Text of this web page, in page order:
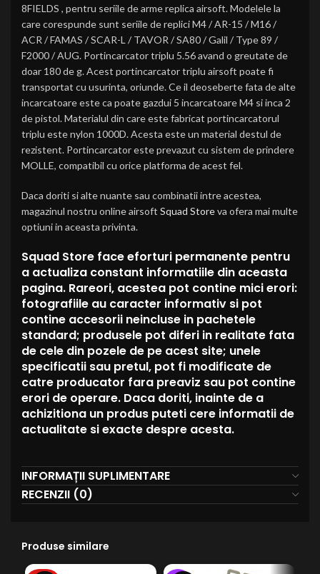
8FIELDS , pentru seriile de arme replica airsoft. Modelele la
care corespunde sunt seriile de replici M4 / AR-15 / M16 /
ACR / FAMAS / SCAR-L / TAVOR / SA80 / Galil / Type 89 /
F2000 / AUG. Portincarcator triplu 5.56 avand o greutate de
doar 180 de g. Acest portincarcator triplu airsoft poate fi
transportat cu usurinta, oriunde. Ce il deoseberte fata de alte
incarcatoare este ca poate gazdui 5 incarcatoare M4 si inca 2
de pistol. Materialul din care este fabricat portincarcatorul
triplu este nylon 1000D. Acesta este un material destul de
rezistent. Portincarcator este prevazut cu sistem de prindere
MOLLE, compatibil cu orice platforma de acest fel.
Daca doriti si alte nuante sau combinatii intre acestea,
magazinul nostru online airsoft Squad Storeva ofera mai multe
optiuni in aceasta privinta.
Squad Store face eforturi permanente pentru
a actualiza constant informatiile din aceasta
pagina. Rareori, acestea pot contine mici erori:
fotografiile au caracter informativ si pot
contine accesorii neincluse in pachetele
standard; produsele pot diferi in realitate fata
de cele din pozele de pe acest site; unele
specificatii sau pretul, pot fi modificate de
catre producator fara preaviz sau pot contine
erori de operare. Daca doriti, inainte de a
achizitiona un produs puteti cere informatii de
actualitate si exacte despre acesta.
INFORMAȚII SUPLIMENTARE
RECENZII (0)
Produse similare